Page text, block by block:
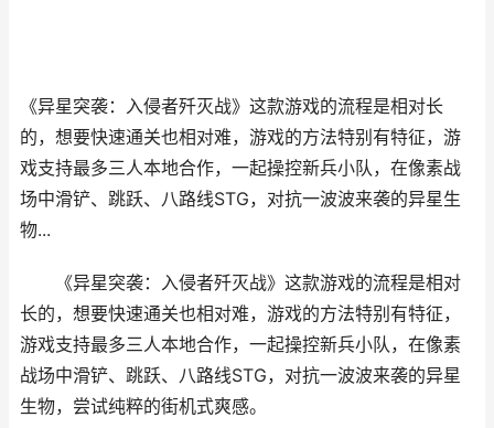
《异星突袭：入侵者歼灭战》这款游戏的流程是相对长
的，想要快速通关也相对难，游戏的方法特别有特征，游
戏支持最多三人本地合作，一起操控新兵小队，在像素战
场中滑铲、跳跃、八路线STG，对抗一波波来袭的异星生
物...
《异星突袭：入侵者歼灭战》这款游戏的流程是相对
长的，想要快速通关也相对难，游戏的方法特别有特征，
游戏支持最多三人本地合作，一起操控新兵小队，在像素
战场中滑铲、跳跃、八路线STG，对抗一波波来袭的异星
生物，尝试纯粹的街机式爽感。